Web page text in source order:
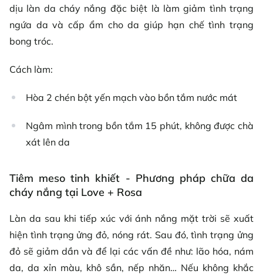
dịu làn da cháy nắng đặc biệt là làm giảm tình trạng
ngứa da và cấp ẩm cho da giúp hạn chế tình trạng
bong tróc.
Cách làm:
Hòa 2 chén bột yến mạch vào bồn tắm nước mát
Ngâm mình trong bồn tắm 15 phút, không được chà
xát lên da
Tiêm meso tinh khiết - Phương pháp chữa da
cháy nắng tại Love + Rosa
Làn da sau khi tiếp xúc với ánh nắng mặt trời sẽ xuất
hiện tình trạng ửng đỏ, nóng rát. Sau đó, tình trạng ửng
đỏ sẽ giảm dần và để lại các vấn đề như: lão hóa, nám
da, da xỉn màu, khô sần, nếp nhăn… Nếu không khắc